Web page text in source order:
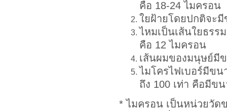
คือ 18-24 ไมครอน
ใยฝ้ายโดยปกติจะ
ไหมเป็นเส้นใยธร
คือ 12 ไมครอน
เส้นผมของมนุษย์มี
ไมโครไฟเบอร์มีขน
ถึง 100 เท่า คือมีข
* ไมครอน เป็นหน่วยวัด